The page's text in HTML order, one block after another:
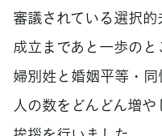
審議されている選択的
成立まであと一歩の
婦別姓と婚姻平等・
人の数をどんどん増や